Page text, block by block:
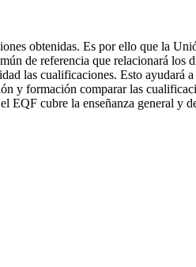
obtenidas. Es por ello que la
de referencia que relacionará los
las cualificaciones. Esto ayudará a
y formación comparar las
EQF cubre la enseñanza general y